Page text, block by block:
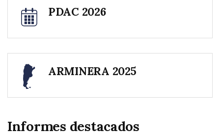
PDAC 2026
ARMINERA 2025
Informes destacados